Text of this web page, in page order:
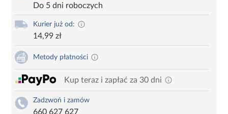
Do 5 dni roboczych
Kurier już od:
14,99 zł
Metody płatności
Kup teraz i zapłać za 30 dni
Zadzwoń i zamów
660 627 627